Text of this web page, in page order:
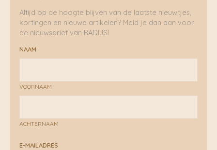
Altijd op de hoogte blijven van de laatste nieuwtjes,
kortingen en nieuwe artikelen? Meld je dan aan voor
de nieuwsbrief van RADIJS!
NAAM
VOORNAAM
ACHTERNAAM
E-MAILADRES